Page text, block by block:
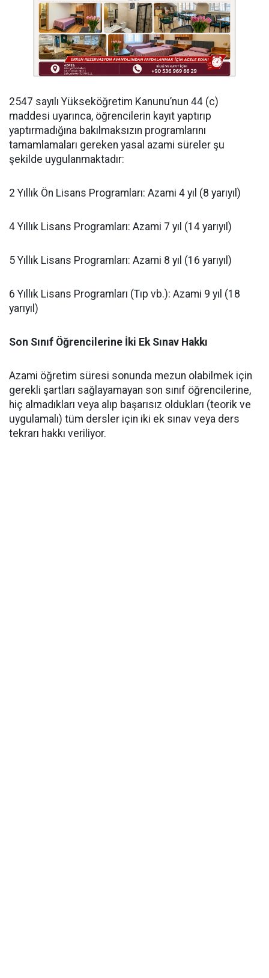
​2547 sayılı Yükseköğretim Kanunu’nun 44 (c)
maddesi uyarınca, öğrencilerin kayıt yaptırıp
yaptırmadığına bakılmaksızın programlarını
tamamlamaları gereken yasal azami süreler şu
şekilde uygulanmaktadır:
​2 Yıllık Ön Lisans Programları: Azami 4 yıl (8 yarıyıl)
​4 Yıllık Lisans Programları: Azami 7 yıl (14 yarıyıl)
​5 Yıllık Lisans Programları: Azami 8 yıl (16 yarıyıl)
​6 Yıllık Lisans Programları (Tıp vb.): Azami 9 yıl (18
yarıyıl)
Son Sınıf Öğrencilerine İki Ek Sınav Hakkı
​Azami öğretim süresi sonunda mezun olabilmek için
gerekli şartları sağlayamayan son sınıf öğrencilerine,
hiç almadıkları veya alıp başarısız oldukları (teorik ve
uygulamalı) tüm dersler için iki ek sınav veya ders
tekrarı hakkı veriliyor.